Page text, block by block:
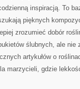
inspiracją. To
pięknych
lepiej zrozumieć dobór
ślubnych, ale nie
artykułów o
marzycieli, gdzie